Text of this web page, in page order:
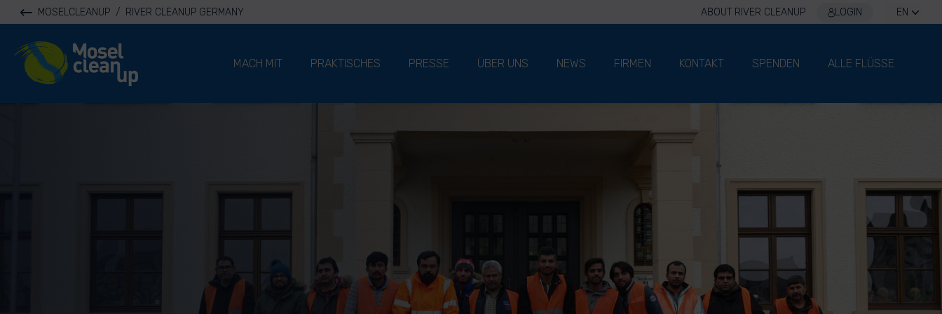
MOSELCLEANUP / RIVER CLEANUP GERMANY ABOUT RIVER CLEANUP LOGIN EN
River Cleanup
MACH MIT
PRAKTISCHES PRESSE ÜBER UNS NEWS FIRMEN KONTAKT SPENDEN ALLE FLÜSSE